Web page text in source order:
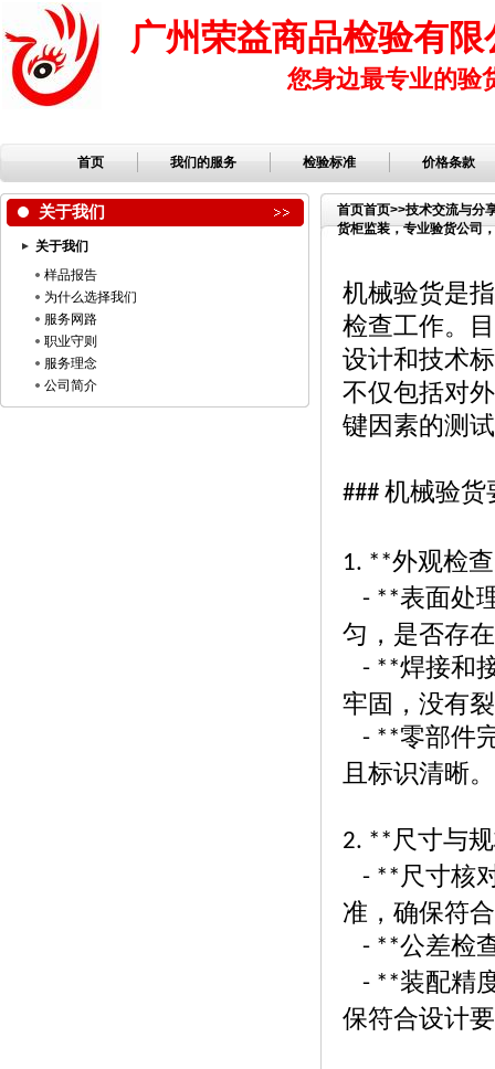
广州荣益商品检验有限
您身边最专业的验
首页 我们的服务 检验标准 价格条款
关于我们
关于我们
样品报告
为什么选择我们
服务网路
职业守则
服务理念
公司简介
首页首页>>技术交流与分
货柜监装，专业验货公司
机械验货是
检查工作。
设计和技术
不仅包括对
键因素的测
### 机械验货
1. **外观检查
- **表面处
匀，是否存
- **焊接和
牢固，没有
- **零部件
且标识清晰。
2. ** 尺寸与
- ** 尺寸核
准，确保符
- **公差检
- **装配精
保符合设计